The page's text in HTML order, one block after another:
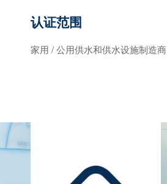
认证范围
家用 / 公用供水和供水设施制造商